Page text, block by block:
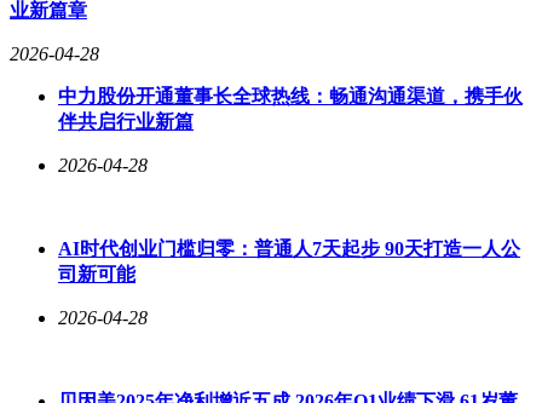
业新篇章
2026-04-28
中力股份开通董事长全球热线：畅通沟通渠道，携手伙
伴共启行业新篇
2026-04-28
AI时代创业门槛归零：普通人7天起步 90天打造一人公
司新可能
2026-04-28